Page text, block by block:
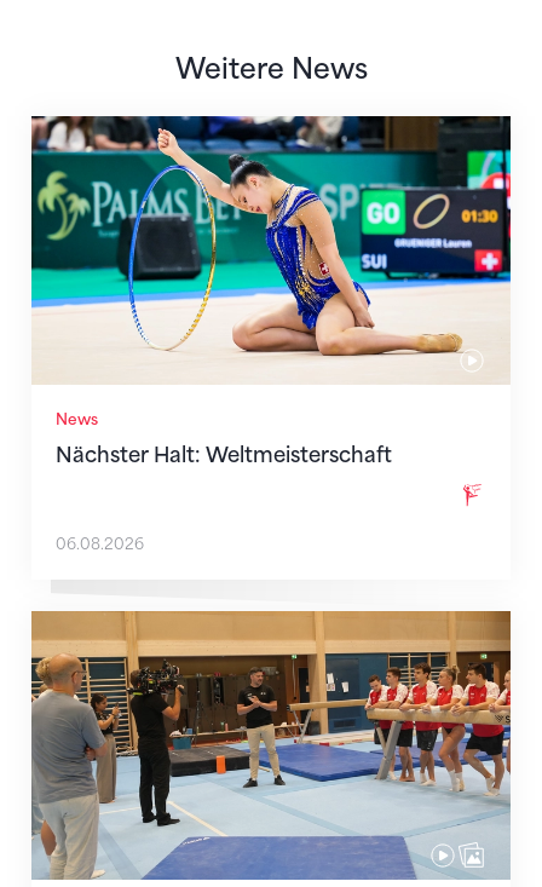
Weitere News
News
Nächster Halt: Weltmeisterschaft
Nächster Halt: Weltmeisterschaft
06.08.2026
Mit klaren Zielen nach Zagreb